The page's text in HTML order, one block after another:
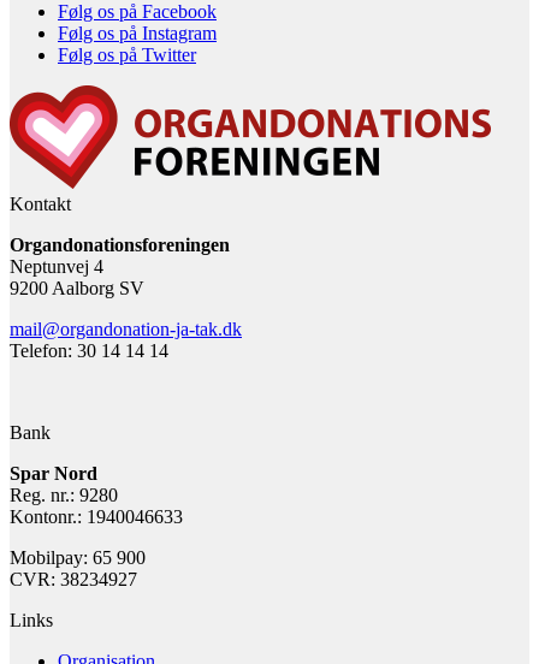
Følg os på Facebook
Følg os på Instagram
Følg os på Twitter
Kontakt
Organdonationsforeningen
Neptunvej 4
9200 Aalborg SV
mail@organdonation-ja-tak.dk
Telefon: 30 14 14 14
Bank
Spar Nord
Reg. nr.: 9280
Kontonr.: 1940046633
Mobilpay: 65 900
CVR: 38234927
Links